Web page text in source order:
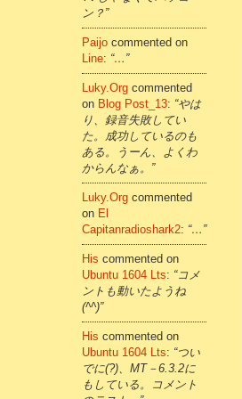
ン？”
Paijo commented on
Line: “…”
Luky.org commented
on Blog Post_13: “やは
り、録音失敗してい
た。成功しているのも
ある。うーん、よくわ
からんなぁ。”
Luky.org commented
on El
Capitanradioshark2: “…”
His commented on
Ubuntu 1604 Lts: “コメ
ントも動いたようね
(^^)”
His commented on
Ubuntu 1604 Lts: “つい
でに(?)、MT－6.3.2に
もしている。コメント